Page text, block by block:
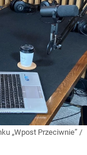
„Wpost Przeciwnie” /